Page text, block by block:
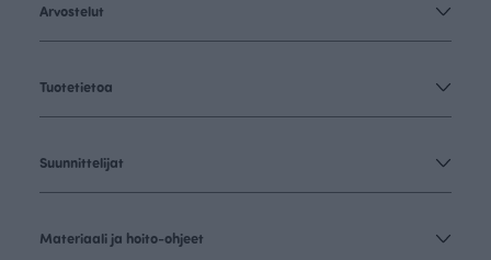
Arvostelut
Tuotetietoa
Suunnittelijat
Materiaali ja hoito-ohjeet